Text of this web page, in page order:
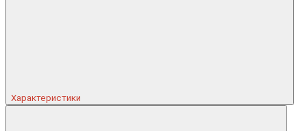
Характеристики